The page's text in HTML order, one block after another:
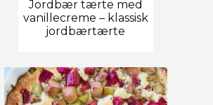
Jordbær tærte med
vanillecreme – klassisk
jordbærtærte